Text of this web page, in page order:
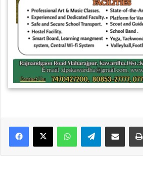
WhatsAppTelegramShare via Email